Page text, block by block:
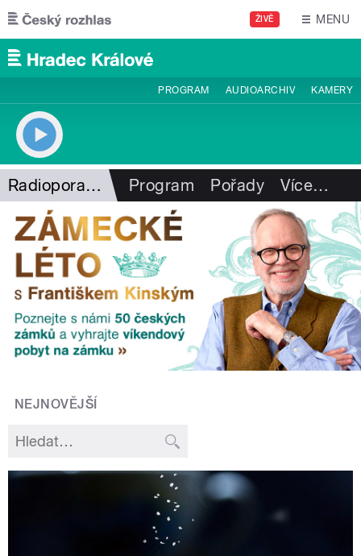
Přejít k hlavnímu obsahu
ŽIVĚ MENU
PROGRAM AUDIOARCHIV KAMERY
Radioporadna Program Pořady Více…
NEJNOVĚJŠÍ